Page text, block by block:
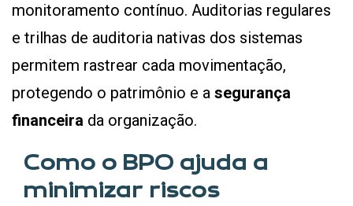
monitoramento contínuo. Auditorias regulares
e trilhas de auditoria nativas dos sistemas
permitem rastrear cada movimentação,
protegendo o patrimônio e a segurança
financeira da organização.
Como o BPO ajuda a
minimizar riscos